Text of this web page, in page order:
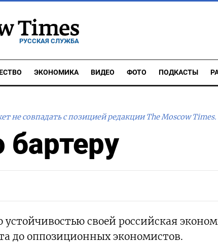
РУССКАЯ СЛУЖБА
ЭКОНОМИКА ВИДЕО ФОТО ПОДКАСТЫ
не совпадать с позицией редакции The Moscow Times.
бартеру
своей российская
до оппозиционных экономистов.